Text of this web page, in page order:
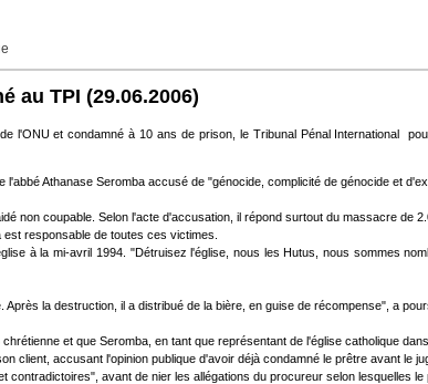
au TPI (29.06.2006)
l'ONU et condamné à 10 ans de prison, le Tribunal Pénal International
Athanase Seromba accusé de "génocide, complicité de génocide et
non coupable. Selon l'acte d'accusation, il répond surtout du massacre de
responsable de toutes ces victimes.
à la mi-avril 1994. "Détruisez l'église, nous les Hutus, nous sommes
la destruction, il a distribué de la bière, en guise de récompense", a
et que Seromba, en tant que représentant de l'église catholique
client, accusant l'opinion publique d'avoir déjà condamné le prêtre avant le
avant de nier les allégations du procureur selon lesquelles